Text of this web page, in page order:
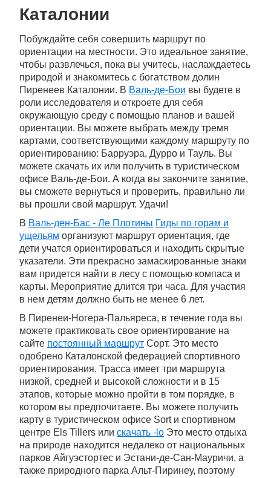
Каталонии
Побуждайте себя совершить маршрут по
ориентации на местности. Это идеальное занятие,
чтобы развлечься, пока вы учитесь, наслаждаетесь
природой и знакомитесь с богатством долин
Пиренеев Каталонии. В Валь-де-Бои вы будете в
роли исследователя и откроете для себя
окружающую среду с помощью планов и вашей
ориентации. Вы можете выбрать между тремя
картами, соответствующими каждому маршруту по
ориентированию: Барруэра, Дурро и Тауль. Вы
можете скачать их или получить в туристическом
офисе Валь-де-Бои. А когда вы закончите занятие,
вы сможете вернуться и проверить, правильно ли
вы прошли свой маршрут. Удачи!
В Валь-ден-Бас - Ле Плотины Гиды по горам и
ущельям организуют маршрут ориентация, где
дети учатся ориентироваться и находить скрытые
указатели. Эти прекрасно замаскированные знаки
вам придется найти в лесу с помощью компаса и
карты. Мероприятие длится три часа. Для участия
в нем детям должно быть не менее 6 лет.
В Пиренеи-Ногера-Пальяреса, в течение года вы
можете практиковать свое ориентирование на
сайте постоянный маршрут Сорт. Это место
одобрено Каталонской федерацией спортивного
ориентирования. Трасса имеет три маршрута
низкой, средней и высокой сложности и в 15
этапов, которые можно пройти в том порядке, в
котором вы предпочитаете. Вы можете получить
карту в туристическом офисе Sort и спортивном
центре Els Tillers или скачать -lo Это место отдыха
на природе находится недалеко от национальных
парков Айгуэстортес и Эстани-де-Сан-Мауричи, а
также природного парка Альт-Пиринеу, поэтому